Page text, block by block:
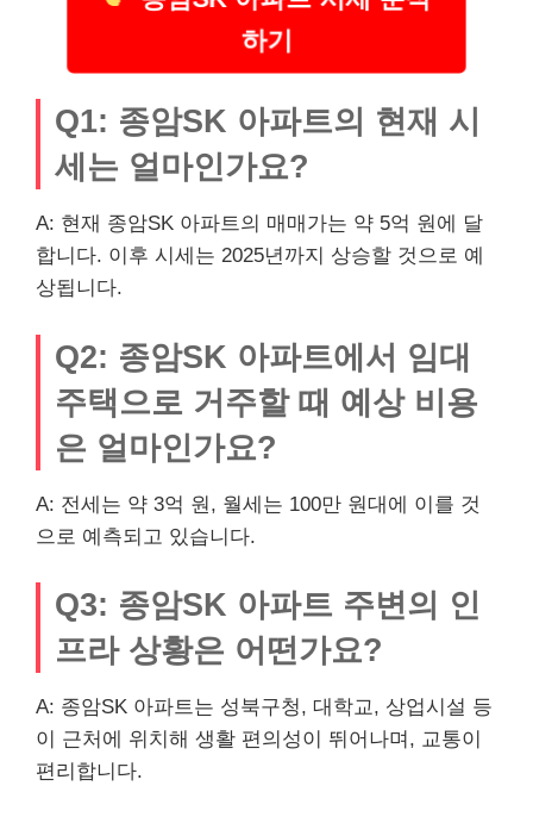
하기
Q1: 종암SK 아파트의 현재 시
세는 얼마인가요?
A: 현재 종암SK 아파트의 매매가는 약 5억 원에 달
합니다. 이후 시세는 2025년까지 상승할 것으로 예
상됩니다.
Q2: 종암SK 아파트에서 임대
주택으로 거주할 때 예상 비용
은 얼마인가요?
A: 전세는 약 3억 원, 월세는 100만 원대에 이를 것
으로 예측되고 있습니다.
Q3: 종암SK 아파트 주변의 인
프라 상황은 어떤가요?
A: 종암SK 아파트는 성북구청, 대학교, 상업시설 등
이 근처에 위치해 생활 편의성이 뛰어나며, 교통이
편리합니다.